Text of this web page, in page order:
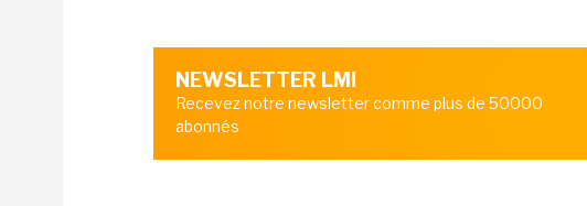
NEWSLETTER LMI
Recevez notre newsletter comme plus de 50000
abonnés